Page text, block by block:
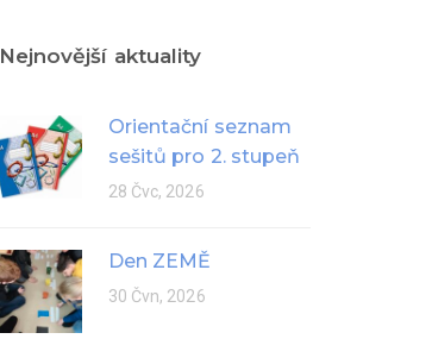
Nejnovější aktuality
Orientační seznam
sešitů pro 2. stupeň
28 Čvc, 2026
Den ZEMĚ
30 Čvn, 2026